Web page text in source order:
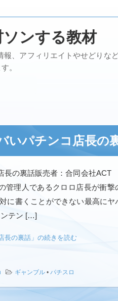
ソンする教材
報、アフィリエイトやせどり
。
いパチンコ店長の
長の裏話販売者：合同会社ACT
管理人であるクロロ店長が衝撃
に書くことができない最高にヤ
ンテン […]
長の裏話」の続きを読む
ギャンブル • パチスロ